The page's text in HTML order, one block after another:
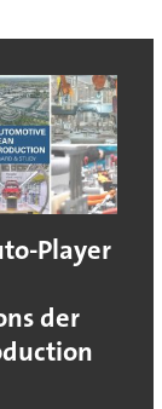
Player
der